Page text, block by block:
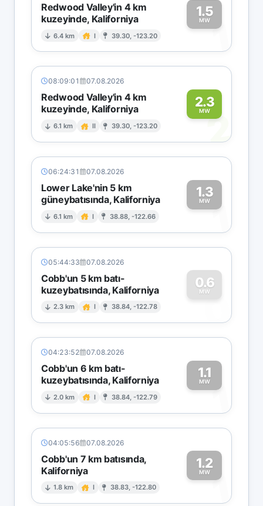
Redwood Valley'in 4 km
kuzeyinde, Kaliforniya
6.4 km I 39.30, -123.20
1.5
MW1
08:09:01 07.08.2026
Redwood Valley'in 4 km
kuzeyinde, Kaliforniya
6.1 km II 39.30, -123.20
2.3
MW2
06:24:31 07.08.2026
Lower Lake'nin 5 km
güneybatısında, Kaliforniya
6.1 km I 38.88, -122.66
1.3
MW1
05:44:33 07.08.2026
Cobb'un 5 km batı-
kuzeybatısında, Kaliforniya
2.3 km I 38.84, -122.78
0.6
MW
0
04:23:52 07.08.2026
Cobb'un 6 km batı-
kuzeybatısında, Kaliforniya
2.0 km I 38.84, -122.79
1.1
MW1
04:05:56 07.08.2026
Cobb'un 7 km batısında,
Kaliforniya
1.8 km I 38.83, -122.80
1.2
MW1